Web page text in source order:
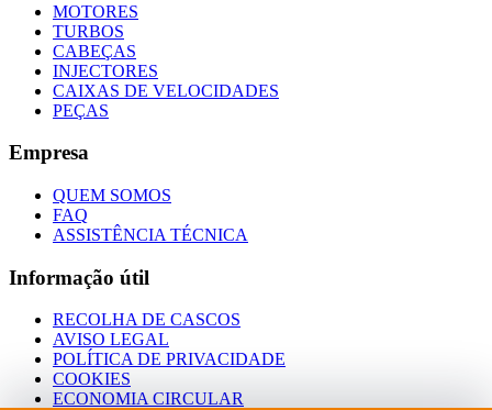
MOTORES
TURBOS
CABEÇAS
INJECTORES
CAIXAS DE VELOCIDADES
PEÇAS
Empresa
QUEM SOMOS
FAQ
ASSISTÊNCIA TÉCNICA
Informação útil
RECOLHA DE CASCOS
AVISO LEGAL
POLÍTICA DE PRIVACIDADE
COOKIES
ECONOMIA CIRCULAR